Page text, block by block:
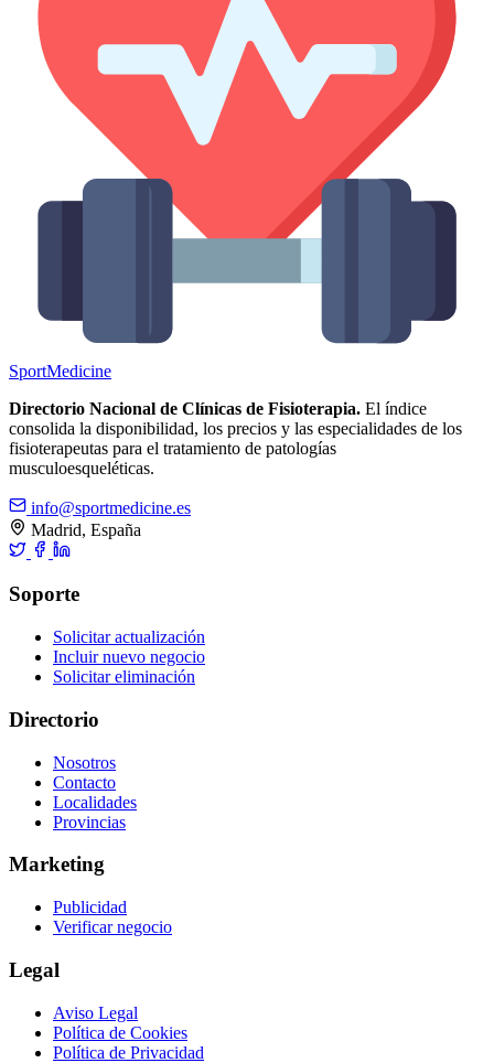
SportMedicine
Directorio Nacional de Clínicas de Fisioterapia. El índice
consolida la disponibilidad, los precios y las especialidades de los
fisioterapeutas para el tratamiento de patologías
musculoesqueléticas.
info@sportmedicine.es
Madrid, España
Soporte
Solicitar actualización
Incluir nuevo negocio
Solicitar eliminación
Directorio
Nosotros
Contacto
Localidades
Provincias
Marketing
Publicidad
Verificar negocio
Legal
Aviso Legal
Política de Cookies
Política de Privacidad